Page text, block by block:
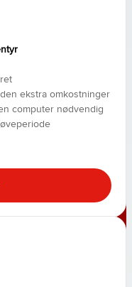
ekstra omkostninger
computer nødvendig